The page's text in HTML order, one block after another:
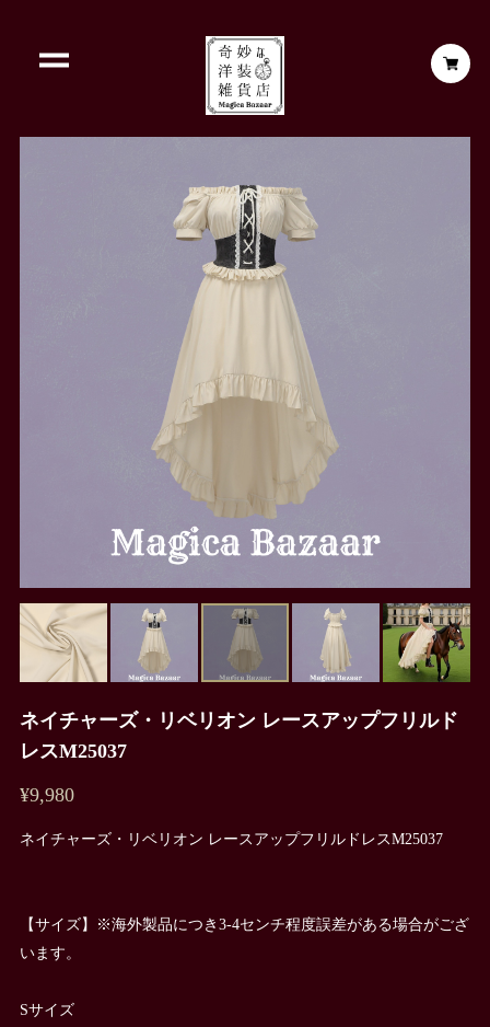
ネイチャーズ・リベリオン レースアップフリルド
レスM25037
¥9,980
ネイチャーズ・リベリオン レースアップフリルドレスM25037
【サイズ】※海外製品につき3-4センチ程度誤差がある場合がござ
います。
Sサイズ